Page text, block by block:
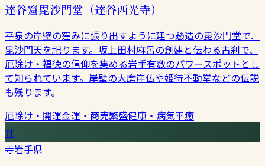
達谷窟毘沙門堂（達谷西光寺）
平泉の岸壁の窪みに張り出すように建つ懸造の毘沙門堂で、
毘沙門天を祀ります。坂上田村麻呂の創建と伝わる古刹で、
厄除け・福徳の信仰を集める岩手有数のパワースポットとし
て知られています。岸壁の大磨崖仏や姫待不動堂などの伝説
も残ります。
厄除け・開運金運・商売繁盛健康・病気平癒
⛩
寺岩手県